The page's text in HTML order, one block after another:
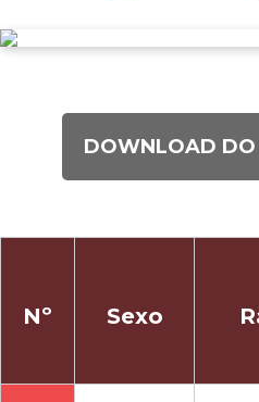
DOWNLOAD DO
Nº Sexo